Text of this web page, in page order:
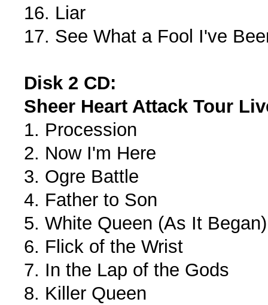
16. Liar
17. See What a Fool I've
Disk 2 CD:
Sheer Heart Attack Tour
1. Procession
2. Now I'm Here
3. Ogre Battle
4. Father to Son
5. White Queen (As It Began)
6. Flick of the Wrist
7. In the Lap of the Gods
8. Killer Queen